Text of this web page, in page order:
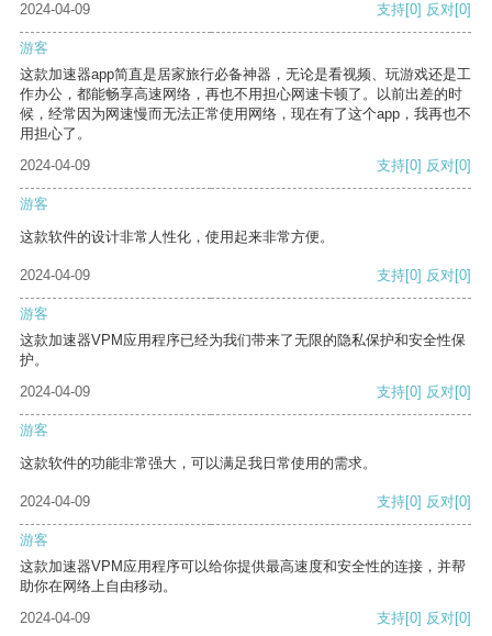
2024-04-09
支持[0] 反对[0]
游客
这款加速器app简直是居家旅行必备神器，无论是看视频、玩游戏还是工
作办公，都能畅享高速网络，再也不用担心网速卡顿了。以前出差的时
候，经常因为网速慢而无法正常使用网络，现在有了这个app，我再也不
用担心了。
2024-04-09
支持[0] 反对[0]
游客
这款软件的设计非常人性化，使用起来非常方便。
2024-04-09 支持[0] 反对[0]
游客
这款加速器VPM应用程序已经为我们带来了无限的隐私保护和安全性保
护。
2024-04-09
支持[0] 反对[0]
游客
这款软件的功能非常强大，可以满足我日常使用的需求。
2024-04-09 支持[0] 反对[0]
游客
这款加速器VPM应用程序可以给你提供最高速度和安全性的连接，并帮
助你在网络上自由移动。
2024-04-09
支持[0] 反对[0]